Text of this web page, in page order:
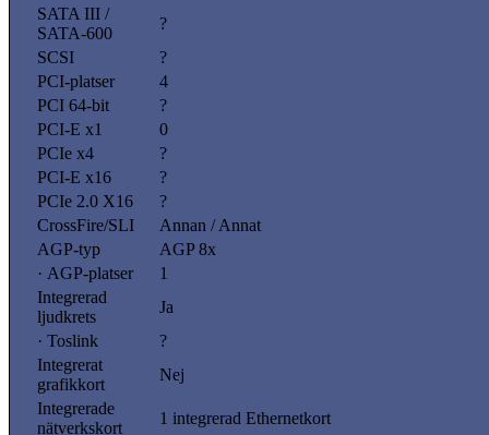
SATA III /
SATA-600
?
SCSI
?
PCI-platser
4
PCI 64-bit
?
PCI-E x1
0
PCIe x4
?
PCI-E x16
?
PCIe 2.0 X16
?
CrossFire/SLI
Annan / Annat
AGP-typ
AGP 8x
· AGP-platser
1
Integrerad
ljudkrets
Ja
· Toslink
?
Integrerat
grafikkort
Nej
Integrerade
nätverkskort
1 integrerad Ethernetkort